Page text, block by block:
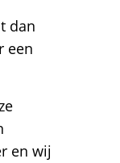
dan
een
en wij